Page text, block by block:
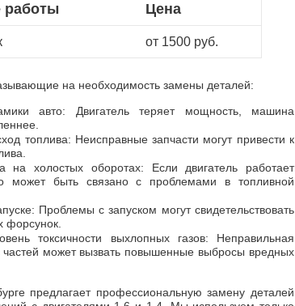
Цена
от 1500 руб.
на необходимость замены деталей:
авто: Двигатель теряет мощность, машина
топлива: Неисправные запчасти могут привести к
на холостых оборотах: Если двигатель работает
может быть связано с проблемами в топливной
Проблемы с запуском могут свидетельствовать
форсунок.
токсичности выхлопных газов: Неправильная
частей может вызвать повышенные выбросы вредных
предлагает профессиональную замену деталей